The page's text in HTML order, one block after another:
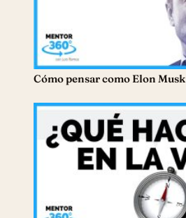
Cómo pensar como Elon Musk